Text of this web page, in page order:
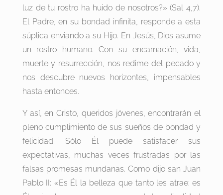
luz de tu rostro ha huido de nosotros?» (Sal 4,7).
El Padre, en su bondad infinita, responde a esta
súplica enviando a su Hijo. En Jesús, Dios asume
un rostro humano. Con su encarnación, vida,
muerte y resurrección, nos redime del pecado y
nos descubre nuevos horizontes, impensables
hasta entonces.
Y así, en Cristo, queridos jóvenes, encontrarán el
pleno cumplimiento de sus sueños de bondad y
felicidad. Sólo Él puede satisfacer sus
expectativas, muchas veces frustradas por las
falsas promesas mundanas. Como dijo san Juan
Pablo II: «Es Él la belleza que tanto les atrae; es